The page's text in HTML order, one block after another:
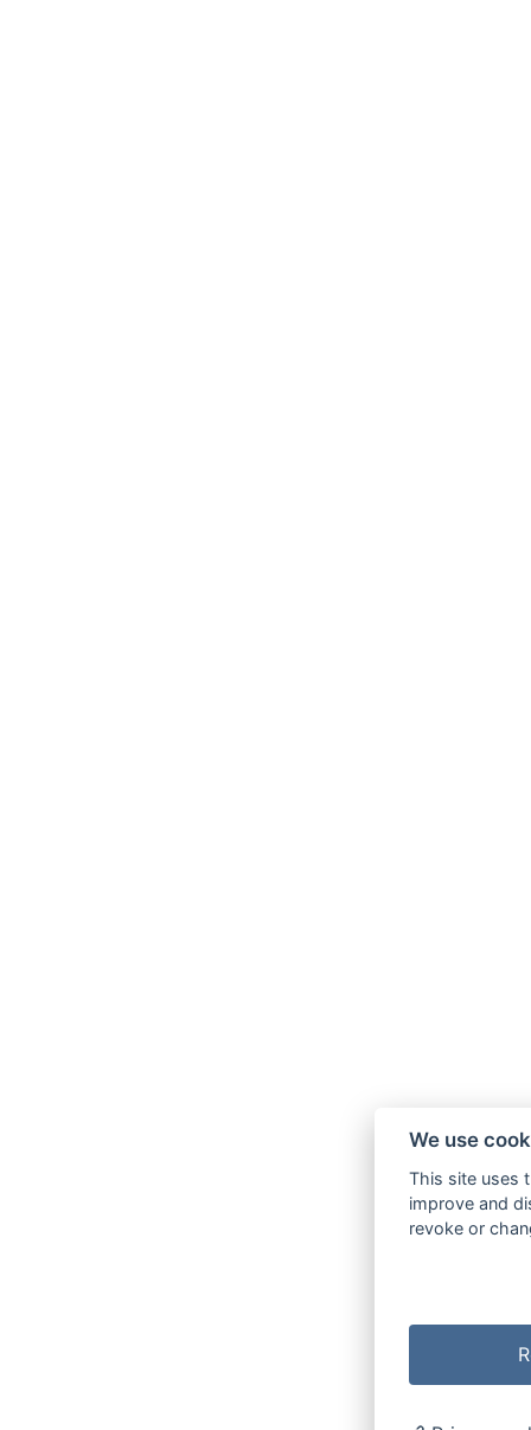
We use
This site uses
improve and
revoke or